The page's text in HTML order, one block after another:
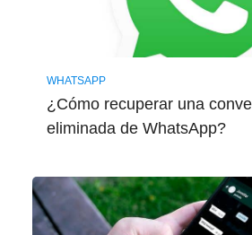
WHATSAPP
¿Cómo recuperar una
eliminada de WhatsApp?